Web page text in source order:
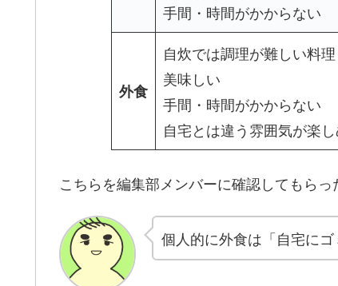
手間・時間がかからない
外食
自炊では調理が難しい料
美味しい
手間・時間がかからない
自宅とは違う雰囲気が楽
こちらを編集部メンバーに確認してもらっ
個人的に外食は「自宅に